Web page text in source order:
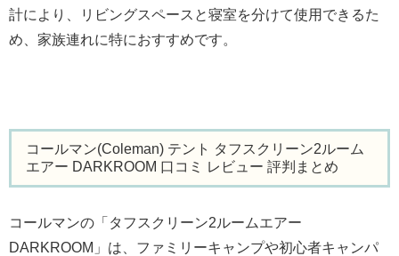
計により、リビングスペースと寝室を分けて使用できるた
め、家族連れに特におすすめです。
コールマン(Coleman) テント タフスクリーン2ルーム
エアー DARKROOM 口コミ レビュー 評判まとめ
コールマンの「タフスクリーン2ルームエアー
DARKROOM」は、ファミリーキャンプや初心者キャンパ